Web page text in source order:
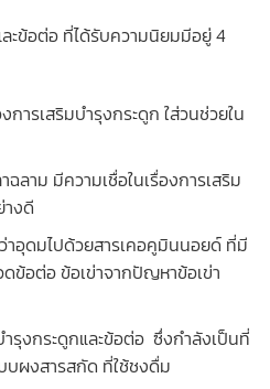
ะข้อต่อ ที่ได้รับความนิยมมีอยู่ 4
การเสริมบำรุงกระดูก ใส่วนช่วยใน
ลาม มีความเชื่อในเรื่องการเสริม
างดี
อุดมไปด้วยสารเคอคูมินนอยด์ ที่มี
ข้อต่อ ข้อเข่าจากปัญหาข้อเข่า
รุงกระดูกและข้อต่อ ซึ่งกำลังเป็นที่
ผงสารสกัด ที่ใช้ชงดื่ม